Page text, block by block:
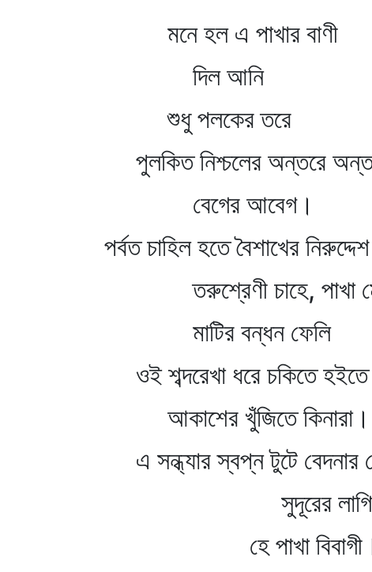
মনে হল এ পাখার বাণী
দিল আনি
শুধু পলকের তরে
পুলকিত নিশ্চলের অন্তরে
বেগের আবেগ।
পর্বত চাহিল হতে বৈশাখের
তরুশ্রেণী চাহে, পাখা
মাটির বন্ধন ফেলি
ওই শব্দরেখা ধরে চকিতে হইতে
আকাশের খুঁজিতে কিনারা।
এ সন্ধ্যার স্বপ্ন টুটে বেদনার
সুদূরের
হে পাখা